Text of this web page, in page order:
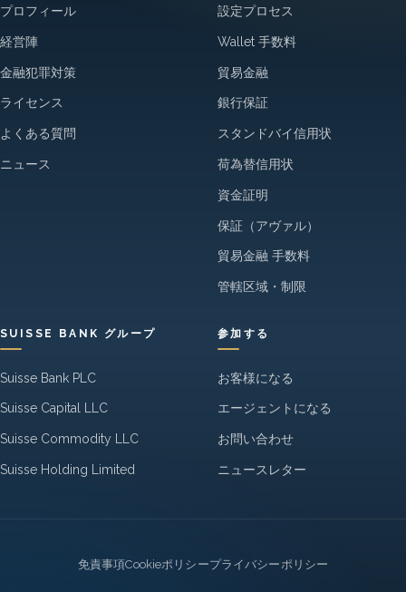
プロフィール
経営陣
金融犯罪対策
ライセンス
よくある質問
ニュース
設定プロセス
Wallet 手数料
貿易金融
銀行保証
スタンドバイ信用状
荷為替信用状
資金証明
保証（アヴァル）
貿易金融 手数料
管轄区域・制限
SUISSE BANK グループ
Suisse Bank PLC
Suisse Capital LLC
Suisse Commodity LLC
Suisse Holding Limited
参加する
お客様になる
エージェントになる
お問い合わせ
ニュースレター
Legal
免責事項Cookieポリシープライバシーポリシー